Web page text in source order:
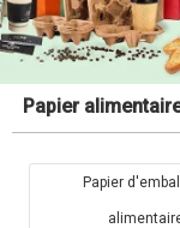
Papier
Papier